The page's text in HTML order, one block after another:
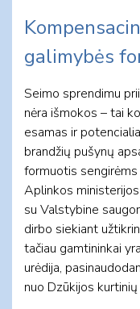
galimybės
Seimo sprendimu
nėra išmokos – tai
esamas ir
brandžių pušynų
formuotis
Aplinkos
su Valstybine
dirbo siekiant
tačiau gamtininkai
urėdija,
nuo Dzūkijos